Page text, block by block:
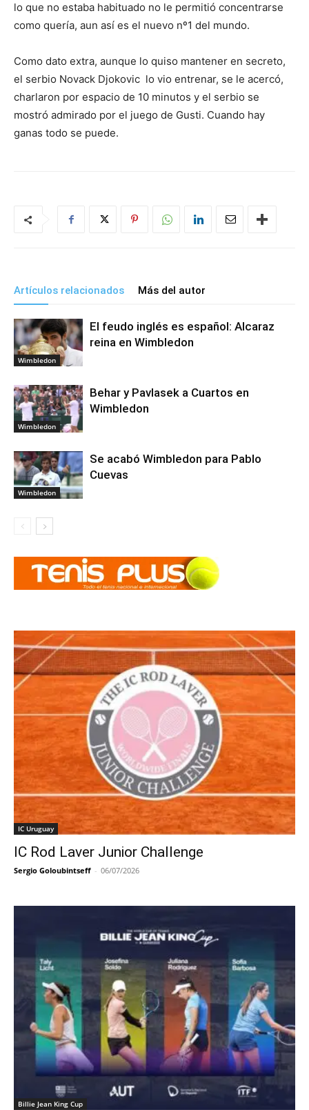
lo que no estaba habituado no le permitió concentrarse
como quería, aun así es el nuevo nº1 del mundo.
Como dato extra, aunque lo quiso mantener en secreto,
el serbio Novack Djokovic lo vio entrenar, se le acercó,
charlaron por espacio de 10 minutos y el serbio se
mostró admirado por el juego de Gusti. Cuando hay
ganas todo se puede.
Artículos relacionados Más del autor
Wimbledon
El feudo inglés es español: Alcaraz
reina en Wimbledon
Wimbledon
Behar y Pavlasek a Cuartos en
Wimbledon
Wimbledon
Se acabó Wimbledon para Pablo
Cuevas
IC Uruguay
IC Rod Laver Junior Challenge
Sergio Goloubintseff - 06/07/2026
Billie Jean King Cup